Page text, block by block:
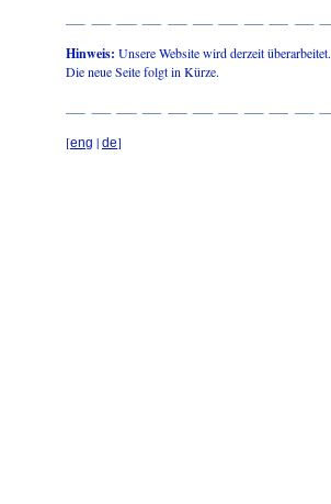
Hinweis: Unsere Website wird derzeit überarbeitet.
Die neue Seite folgt in Kürze.
[eng | de]